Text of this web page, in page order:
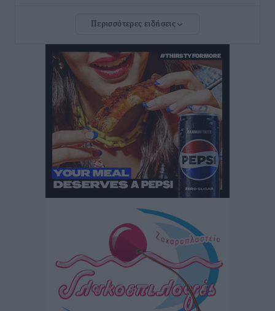
διακόψουν το κάπνισμα
Έκτακτο επίδομα παιδιού: Έως 10 Αυγούστου η
προθεσμία για ΑΦΜ – Ποιοι πάνε ταμείο
Ειδήσεις• πριν 1 ώρα
ASTYBUS: 27.642 διαδρομές στην Αστυπάλαια – Το
«έξυπνο» μοντέλο μετακίνησης που έγινε μέρος της
καθημερινότητας
Τοπικές Ειδήσεις• πριν 2 ώρες
Ερώτηση Μπελέρη σε Κομισιόν για τη δημιουργία
«σύγχρονου Ευρωπαϊκού Ταμείου Αντιμετώπισης
Φυσικών Καταστροφών»
πριν 3 ώρες
Έκκληση γονέων για να λειτουργήσει ο
Βρεφονηπιακός Σταθμός Κάσου
Περισσότερες ειδήσεις